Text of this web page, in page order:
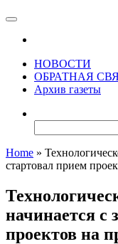
НОВОСТИ
ОБРАТНАЯ
Архив газеты
Home »
стартовал прием
начинается с
проектов на